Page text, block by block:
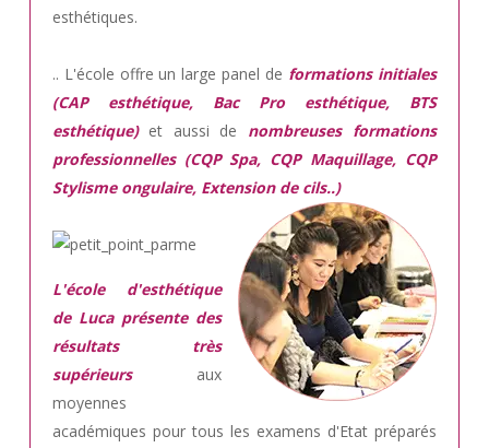
esthétiques.
.. L'école offre un large panel de formations initiales
(CAP esthétique, Bac Pro esthétique, BTS
esthétique) et aussi de nombreuses formations
professionnelles (CQP Spa, CQP Maquillage, CQP
Stylisme ongulaire, Extension de cils..)
L'école d'esthétique
de Luca présente des
résultats très
supérieurs aux
moyennes
académiques pour tous les examens d'Etat préparés